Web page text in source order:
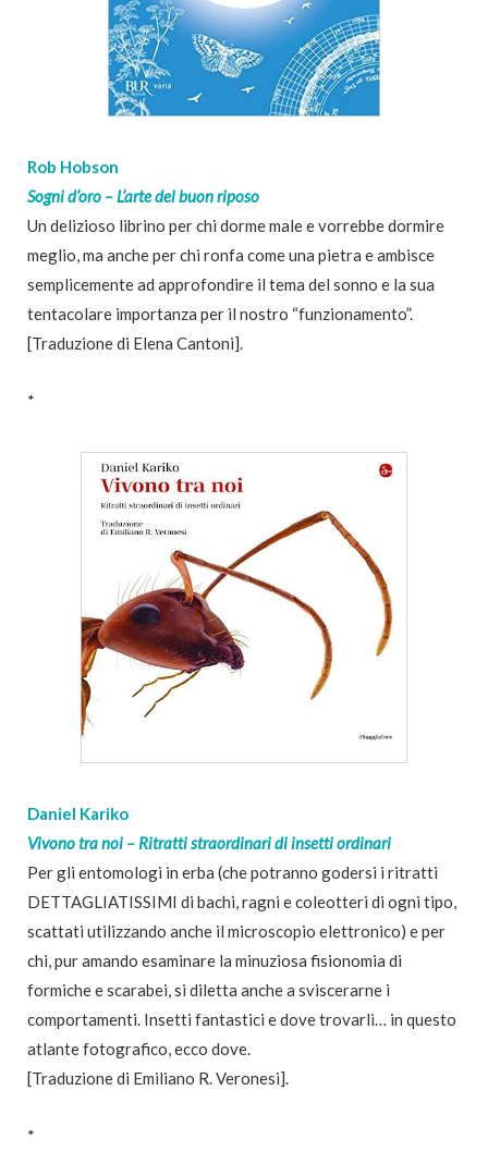
Rob Hobson
Sogni d’oro – L’arte del buon riposo
Un delizioso librino per chi dorme male e vorrebbe dormire
meglio, ma anche per chi ronfa come una pietra e ambisce
semplicemente ad approfondire il tema del sonno e la sua
tentacolare importanza per il nostro “funzionamento”.
[Traduzione di Elena Cantoni].
*
Daniel Kariko
Vivono tra noi – Ritratti straordinari di insetti ordinari
Per gli entomologi in erba (che potranno godersi i ritratti
DETTAGLIATISSIMI di bachi, ragni e coleotteri di ogni tipo,
scattati utilizzando anche il microscopio elettronico) e per
chi, pur amando esaminare la minuziosa fisionomia di
formiche e scarabei, si diletta anche a sviscerarne i
comportamenti. Insetti fantastici e dove trovarli… in questo
atlante fotografico, ecco dove.
[Traduzione di Emiliano R. Veronesi].
*